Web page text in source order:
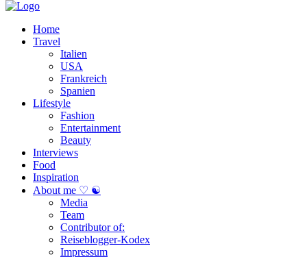
Home
Travel
Italien
USA
Frankreich
Spanien
Lifestyle
Fashion
Entertainment
Beauty
Interviews
Food
Inspiration
About me ♡ ☯
Media
Team
Contributor of:
Reiseblogger-Kodex
Impressum